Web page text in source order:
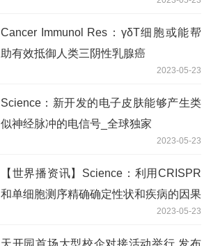
Cancer Immunol Res：γδT细胞或能帮
助有效抵御人类三阴性乳腺癌
2023-05-23
Science：新开发的电子皮肤能够产生类
似神经脉冲的电信号_全球独家
2023-05-23
【世界播资讯】Science：利用CRISPR
和单细胞测序精确确定性状和疾病的因果
2023-05-23
天开园首场大型校企对接活动举行 发布